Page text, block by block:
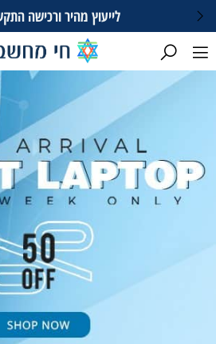
לייעוץ מהיר ורכישה